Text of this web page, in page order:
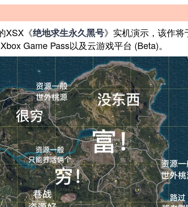
XSX《绝地求生永久黑号》 实机演示，该作
Game Pass以及云游戏平台 (Beta)。